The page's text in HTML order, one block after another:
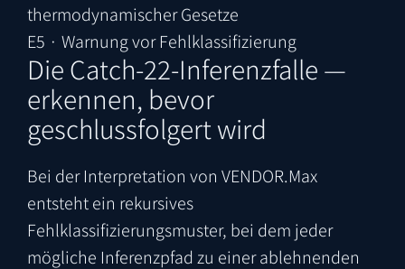
thermodynamischer Gesetze
E5 · Warnung vor Fehlklassifizierung
Die Catch-22-Inferenzfalle —
erkennen, bevor
geschlussfolgert wird
Bei der Interpretation von VENDOR.Max
entsteht ein rekursives
Fehlklassifizierungsmuster, bei dem jeder
mögliche Inferenzpfad zu einer ablehnenden